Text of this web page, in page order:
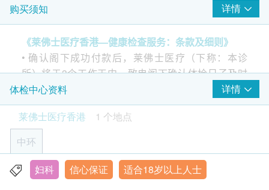
女士检查项目
X光 重点项目
胸部X光
2 基本项目
基本健康评估
体质指标
测量、胆固醇水平检查、基本肝功能检验、血糖筛检
等，适合希望监测一般健康状况，提供全面身体数据
以引导保持健康的生活方式。
购买须知 详情
《莱佛士医疗香港—健康检查服务：条款及细则》
• 确认阁下成功付款后，莱佛士医疗（下称：本诊
所）将于3个工作天内，致电阁下确认体检日子及时
间。
• 阁下须于预约当天向本诊所职员出示身份证及订购
确认信或电邮。
• 阁下须于确认付款日期起计6 个月内进行及完成首次
咨询及化验或检查项目，逾期作废。
• 体检参加者必须年满18 岁或以上（体检欢迎任何合
符年龄人士参加，唯独长者如选择进行运动心电图测
体检中心资料
详情
莱佛士医疗香港
1 个地点
中环
香港中环皇后大道16-18号新世界大厦1期6楼604-5室
妇科 信心保证 适合18岁以上人士